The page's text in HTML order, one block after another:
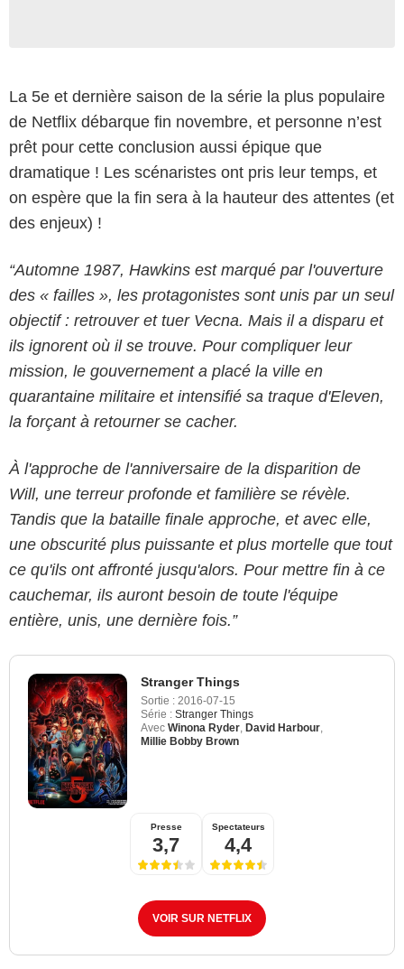
La 5e et dernière saison de la série la plus populaire
de Netflix débarque fin novembre, et personne n’est
prêt pour cette conclusion aussi épique que
dramatique ! Les scénaristes ont pris leur temps, et
on espère que la fin sera à la hauteur des attentes (et
des enjeux) !
“Automne 1987, Hawkins est marqué par l'ouverture
des « failles », les protagonistes sont unis par un seul
objectif : retrouver et tuer Vecna. Mais il a disparu et
ils ignorent où il se trouve. Pour compliquer leur
mission, le gouvernement a placé la ville en
quarantaine militaire et intensifié sa traque d'Eleven,
la forçant à retourner se cacher.
À l'approche de l'anniversaire de la disparition de
Will, une terreur profonde et familière se révèle.
Tandis que la bataille finale approche, et avec elle,
une obscurité plus puissante et plus mortelle que tout
ce qu'ils ont affronté jusqu'alors. Pour mettre fin à ce
cauchemar, ils auront besoin de toute l'équipe
entière, unis, une dernière fois.”
Stranger Things
Sortie : 2016-07-15
Série : Stranger Things
Avec Winona Ryder David Harbour
Millie Bobby Brown
Presse
3,7
Spectateurs
4,4
VOIR SUR NETFLIX